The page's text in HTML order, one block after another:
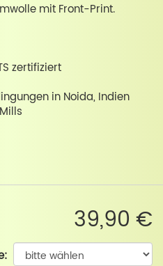
mit Front-Print.
zertifiziert
in Noida, Indien
39,90 €